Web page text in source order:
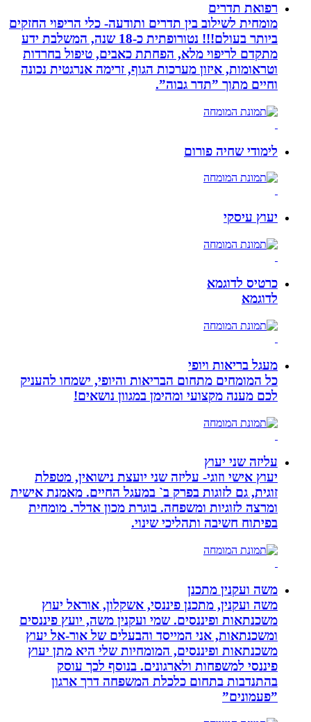
רפואת תדרים
מומחית לשילוב בין תדרים ותודעה- כלי הריפוי החזקים
ביותר בעולם!!! נטורופתית כ-18 שנה, המשלבת ידע
מתקדם לריפוי מלא, הפחתת כאבים, טיפול בחרדות
וטראומות, איזון מערכות הגוף, זרימה אנרגטית נכונה
וחיים מתוך ”תדר גבוה”.
לימודי שחיה פורום
יעוץ עיסקי
כרטיס לדוגמא
לדוגמא
מעגל בריאות ויופי
כל המומחים מתחום הבריאות והיופי, ישמחו להעניק
לכם מענה מקצועי ומהימן במגוון נושאים!
עליזה שני יעוץ
יעוץ אישי וזוגי- עליזה שני יועצת נישואין, מטפלת
זוגית, גם לזוגות בפרק ב` במעגל החיים. מאמנת אישית
ומרצה לזוגיות ומשפחה. בוגרת מכון אדלר. מומחית
בפיתוח חשיבה ותהליכי שינוי.
משה ועקנין מתכנן
משה ועקנין, מתכנן פיננסי, אשקלון, אוראל יעוץ
משכנתאות ופיננסים. שמי ועקנין משה, יועץ פיננסים
ומשכנתאות, אני המייסד והבעלים של אור-אל יעוץ
משכנתאות ופיננסים, המומחיות שלי היא מתן יעוץ
פיננסי למשפחות ולארגונים. בנוסף לכך עוסק
בהתנדבות בתחום כלכלת המשפחה דרך ארגון
”פעמונים”